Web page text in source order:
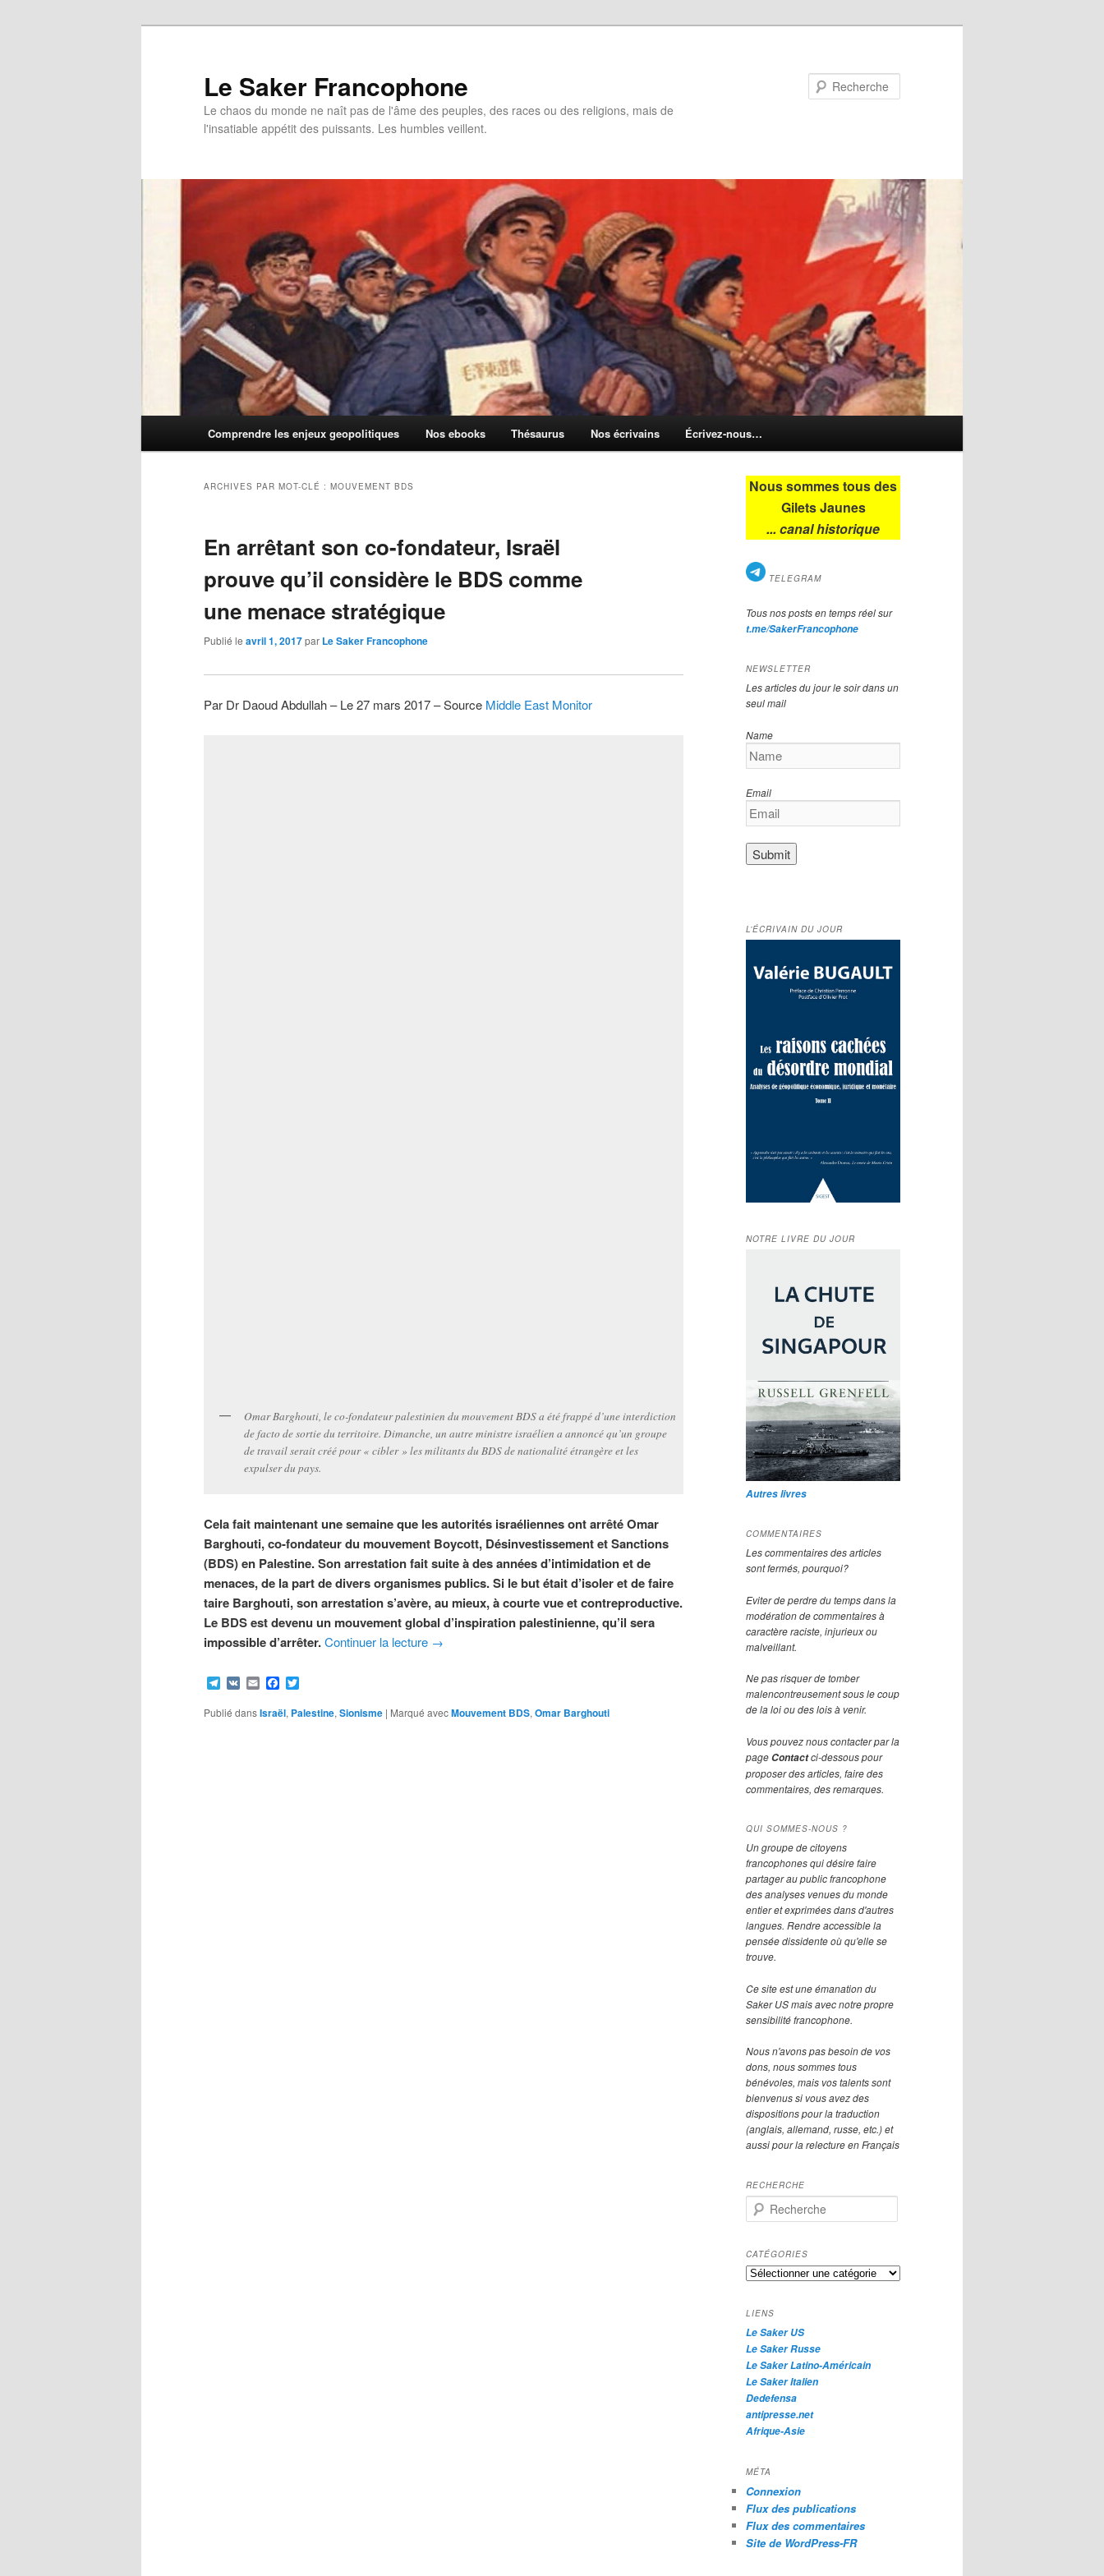
Le Saker Francophone
Le chaos du monde ne naît pas de l'âme des peuples, des races ou des religions, mais de
l'insatiable appétit des puissants. Les humbles veillent.
Comprendre les enjeux geopolitiques Nos ebooks Thésaurus Nos écrivains Écrivez-nous…
ARCHIVES PAR MOT-CLÉ : MOUVEMENT BDS
En arrêtant son co-fondateur, Israël
prouve qu’il considère le BDS comme
une menace stratégique
Publié le avril 1, 2017par Le Saker Francophone
Par Dr Daoud Abdullah – Le 27 mars 2017 – Source Middle East Monitor
Omar Barghouti, le co-fondateur palestinien du mouvement BDS a été frappé d’une interdiction
de facto de sortie du territoire. Dimanche, un autre ministre israélien a annoncé qu’un groupe
de travail serait créé pour « cibler » les militants du BDS de nationalité étrangère et les
expulser du pays.
Cela fait maintenant une semaine que les autorités israéliennes ont arrêté Omar
Barghouti, co-fondateur du mouvement Boycott, Désinvestissement et Sanctions
(BDS) en Palestine. Son arrestation fait suite à des années d’intimidation et de
menaces, de la part de divers organismes publics. Si le but était d’isoler et de faire
taire Barghouti, son arrestation s’avère, au mieux, à courte vue et contreproductive.
Le BDS est devenu un mouvement global d’inspiration palestinienne, qu’il sera
impossible d’arrêter.Continuer la lecture →
Telegram
VK EmailFacebook
Publié dansIsraël, Palestine, Sionisme | Marqué avecMouvement BDS, Omar Barghouti
Nous sommes tous des
Gilets Jaunes
... canal historique
TELEGRAM
Tous nos posts en temps réel sur
t.me/SakerFrancophone
NEWSLETTER
Les articles du jour le soir dans un
seul mail
Name
Email
L’ÉCRIVAIN DU JOUR
NOTRE LIVRE DU JOUR
Autres livres
COMMENTAIRES
Les commentaires des articles
sont fermés, pourquoi?
Eviter de perdre du temps dans la
modération de commentaires à
caractère raciste, injurieux ou
malveillant.
Ne pas risquer de tomber
malencontreusement sous le coup
de la loi ou des lois à venir.
Vous pouvez nous contacter par la
page Contactci-dessous pour
proposer des articles, faire des
commentaires, des remarques.
QUI SOMMES-NOUS ?
Un groupe de citoyens
francophones qui désire faire
partager au public francophone
des analyses venues du monde
entier et exprimées dans d'autres
langues. Rendre accessible la
pensée dissidente où qu'elle se
trouve.
Ce site est une émanation du
Saker US mais avec notre propre
sensibilité francophone.
Nous n'avons pas besoin de vos
dons, nous sommes tous
bénévoles, mais vos talents sont
bienvenus si vous avez des
dispositions pour la traduction
(anglais, allemand, russe, etc.) et
aussi pour la relecture en Français
RECHERCHE
e
h
e
r
h
e
CATÉGORIES
Catégories
LIENS
Le Saker US
Le Saker Russe
Le Saker Latino-Américain
Le Saker Italien
Dedefensa
antipresse.net
Afrique-Asie
MÉTA
Connexion
Flux des publications
Flux des commentaires
Site de WordPress-FR